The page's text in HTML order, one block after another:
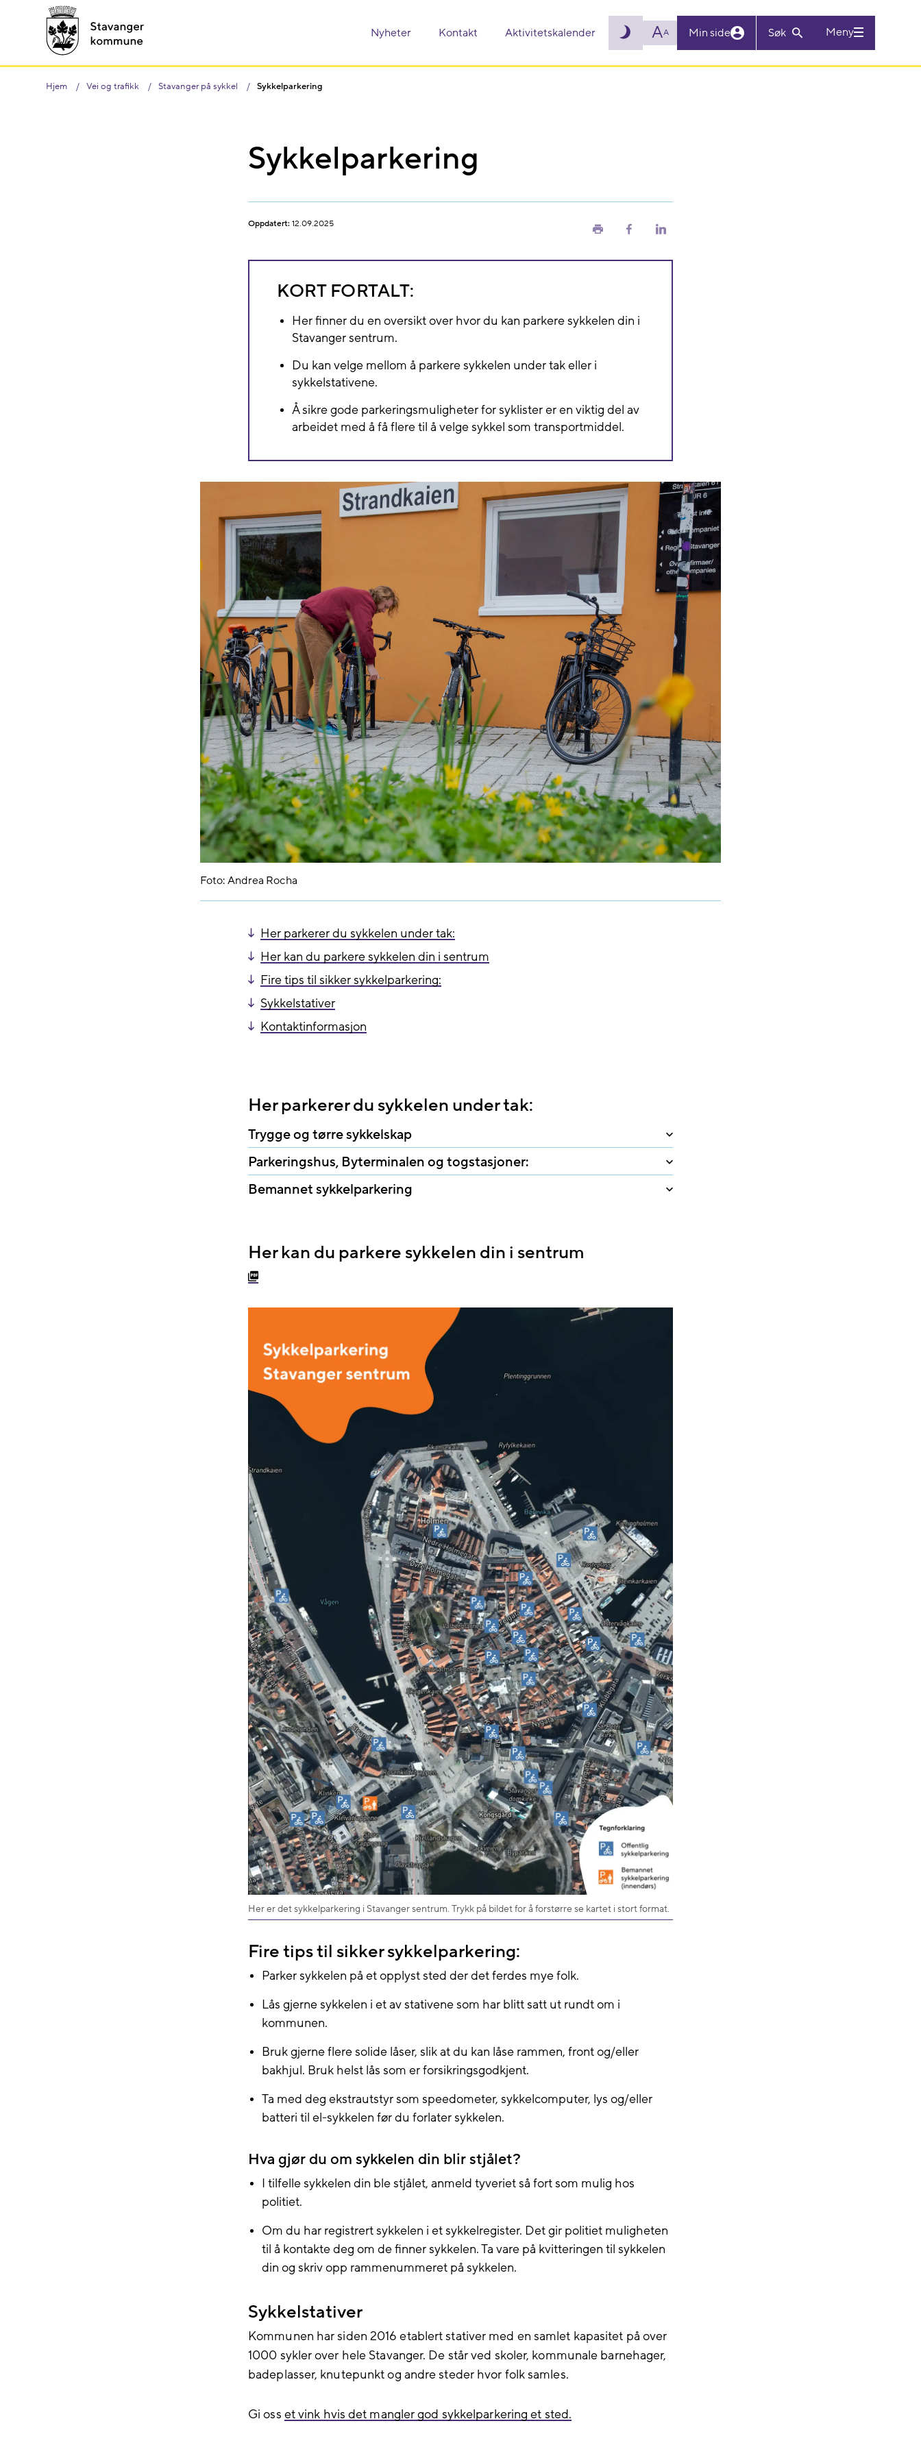
Nyheter Kontakt Aktivitetskalender AA Min side Søk Meny
Hjem Vei og trafikk Stavanger på sykkel Sykkelparkering
Sykkelparkering
Oppdatert: 12.09.2025
Skriv Del
Del
KORT FORTALT:
Her finner du en oversikt over hvor du kan parkere sykkelen din i
Stavanger sentrum.
Du kan velge mellom å parkere sykkelen under tak eller i
sykkelstativene.
Å sikre gode parkeringsmuligheter for syklister er en viktig del av
arbeidet med å få flere til å velge sykkel som transportmiddel.
Foto: Andrea Rocha
Her parkerer du sykkelen under tak:
Her kan du parkere sykkelen din i sentrum
Fire tips til sikker sykkelparkering:
Sykkelstativer
Kontaktinformasjon
Her parkerer du sykkelen under tak:
Trygge og tørre sykkelskap
Parkeringshus, Byterminalen og togstasjoner:
Bemannet sykkelparkering
Her kan du parkere sykkelen din i sentrum
Her er det sykkelparkering i Stavanger sentrum. Trykk på bildet for å forstørre se kartet i stort format.
Fire tips til sikker sykkelparkering:
Parker sykkelen på et opplyst sted der det ferdes mye folk.
Lås gjerne sykkelen i et av stativene som har blitt satt ut rundt om i
kommunen.
Bruk gjerne flere solide låser, slik at du kan låse rammen, front og/eller
bakhjul. Bruk helst lås som er forsikringsgodkjent.
Ta med deg ekstrautstyr som speedometer, sykkelcomputer, lys og/eller
batteri til el-sykkelen før du forlater sykkelen.
Hva gjør du om sykkelen din blir stjålet?
I tilfelle sykkelen din ble stjålet, anmeld tyveriet så fort som mulig hos
politiet.
Om du har registrert sykkelen i et sykkelregister. Det gir politiet muligheten
til å kontakte deg om de finner sykkelen. Ta vare på kvitteringen til sykkelen
din og skriv opp rammenummeret på sykkelen.
Sykkelstativer
Kommunen har siden 2016 etablert stativer med en samlet kapasitet på over
1000 sykler over hele Stavanger. De står ved skoler, kommunale barnehager,
badeplasser, knutepunkt og andre steder hvor folk samles.
Gi oss et vink hvis det mangler god sykkelparkering et sted.